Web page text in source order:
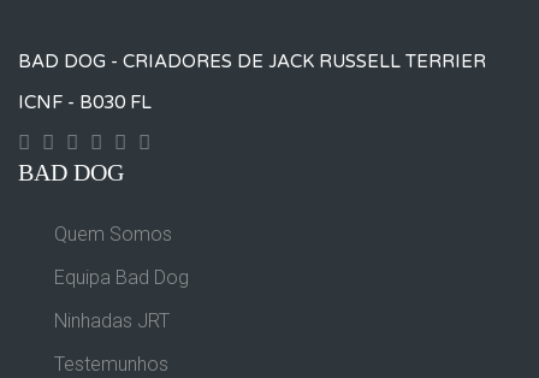
BAD DOG - CRIADORES DE JACK RUSSELL TERRIER
ICNF - B030 FL
Contact
Googleplus
Facebook
Instagram
Yourtube
Twitter
BAD DOG
Quem Somos
Equipa Bad Dog
Ninhadas JRT
Testemunhos